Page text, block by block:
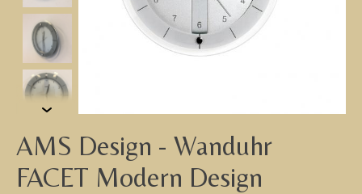
AMS Design - Wanduhr
FACET Modern Design